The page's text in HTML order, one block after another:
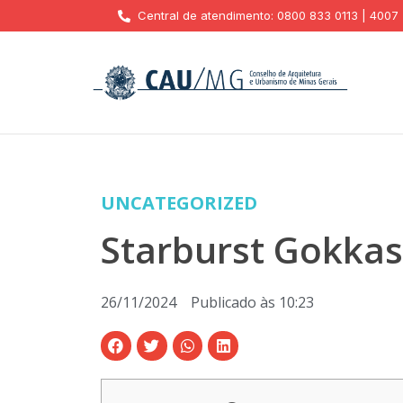
Central de atendimento: 0800 833 0113 | 4007
UNCATEGORIZED
Starburst
26/11/2024 Publicado às 10:23